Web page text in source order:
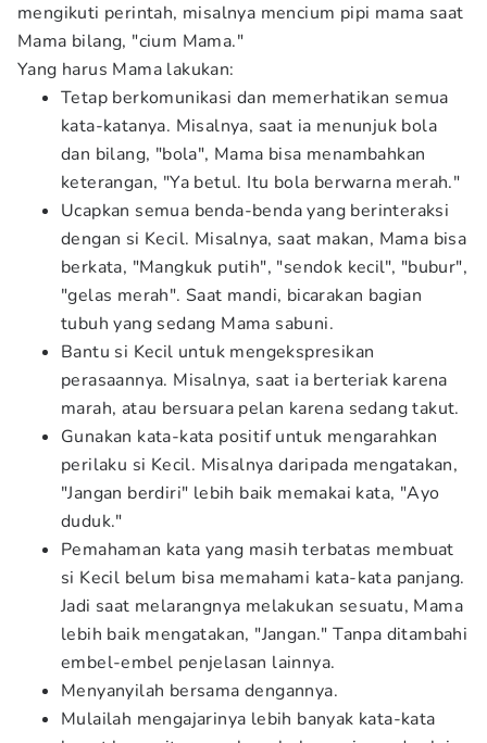
mengikuti perintah, misalnya mencium pipi mama saat
Mama bilang, "cium Mama."
Yang harus Mama lakukan:
Tetap berkomunikasi dan memerhatikan semua
kata-katanya. Misalnya, saat ia menunjuk bola
dan bilang, "bola", Mama bisa menambahkan
keterangan, "Ya betul. Itu bola berwarna merah."
Ucapkan semua benda-benda yang berinteraksi
dengan si Kecil. Misalnya, saat makan, Mama bisa
berkata, "Mangkuk putih", "sendok kecil", "bubur",
"gelas merah". Saat mandi, bicarakan bagian
tubuh yang sedang Mama sabuni.
Bantu si Kecil untuk mengekspresikan
perasaannya. Misalnya, saat ia berteriak karena
marah, atau bersuara pelan karena sedang takut.
Gunakan kata-kata positif untuk mengarahkan
perilaku si Kecil. Misalnya daripada mengatakan,
"Jangan berdiri" lebih baik memakai kata, "Ayo
duduk."
Pemahaman kata yang masih terbatas membuat
si Kecil belum bisa memahami kata-kata panjang.
Jadi saat melarangnya melakukan sesuatu, Mama
lebih baik mengatakan, "Jangan." Tanpa ditambahi
embel-embel penjelasan lainnya.
Menyanyilah bersama dengannya.
Mulailah mengajarinya lebih banyak kata-kata